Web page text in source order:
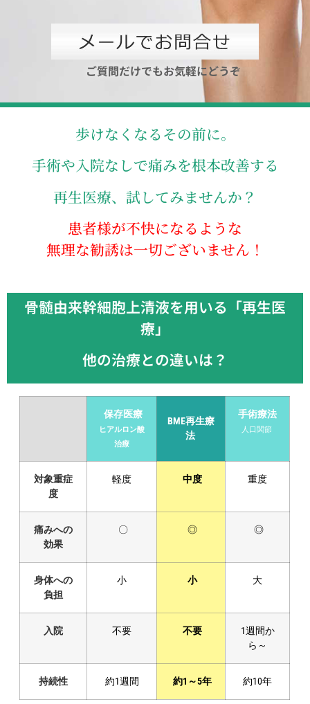
ご質問だけでもお気軽にどうぞ
歩けなくなるその前に。
手術や入院なしで痛みを根本改善する
再生医療、試してみませんか？
患者様が不快になるような
無理な勧誘は一切ございません！
骨髄由来幹細胞上清液を用いる「再生医
療」
他の治療との違いは？
保存医療
ヒアルロン酸
治療
BME再生療
法
手術療法
人口関節
対象重症
度
軽度 中度 重度
痛みへの
効果
〇 ◎ ◎
身体への
負担
小 小 大
入院 不要 不要
1週間か
ら～
持続性 約1週間 約1～5年 約10年